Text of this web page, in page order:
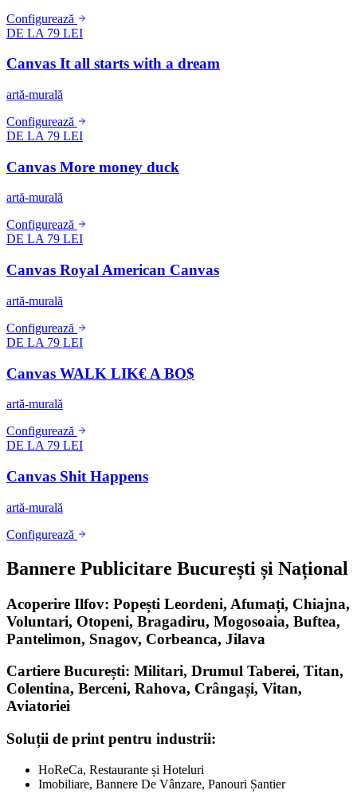
Configurează
DE LA 79 LEI
Canvas It all starts with a dream
artă-murală
Configurează
DE LA 79 LEI
Canvas More money duck
artă-murală
Configurează
DE LA 79 LEI
Canvas Royal American Canvas
artă-murală
Configurează
DE LA 79 LEI
Canvas WALK LIK€ A BO$
artă-murală
Configurează
DE LA 79 LEI
Canvas Shit Happens
artă-murală
Configurează
Bannere Publicitare București și Național
Acoperire Ilfov: Popești Leordeni, Afumați, Chiajna,
Voluntari, Otopeni, Bragadiru, Mogosoaia, Buftea,
Pantelimon, Snagov, Corbeanca, Jilava
Cartiere București: Militari, Drumul Taberei, Titan,
Colentina, Berceni, Rahova, Crângași, Vitan,
Aviatoriei
Soluții de print pentru industrii:
HoReCa, Restaurante și Hoteluri
Imobiliare, Bannere De Vânzare, Panouri Șantier